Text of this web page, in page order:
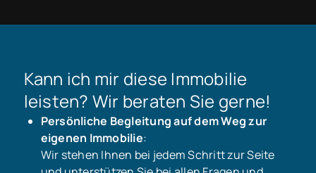
Kann ich mir diese Immobilie
leisten? Wir beraten Sie gerne!
Persönliche Begleitung auf dem Weg zur
eigenen Immobilie:
Wir stehen Ihnen bei jedem Schritt zur Seite